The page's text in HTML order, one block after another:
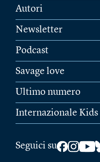
Autori
Newsletter
Podcast
Savage love
Ultimo numero
Internazionale Kids
Seguici su